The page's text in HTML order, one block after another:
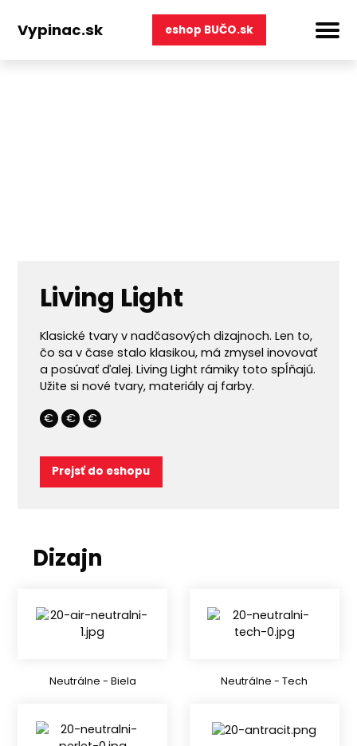
Vypinac.sk eshop BUČO.sk
Úvod Living Light
Living Light
Klasické tvary v nadčasových dizajnoch. Len to,
čo sa v čase stalo klasikou, má zmysel inovovať
a posúvať ďalej. Living Light rámiky toto spĺňajú.
Užite si nové tvary, materiály aj farby.
€ € €
Prejsť do eshopu
Dizajn
Neutrálne - Biela Neutrálne - Tech